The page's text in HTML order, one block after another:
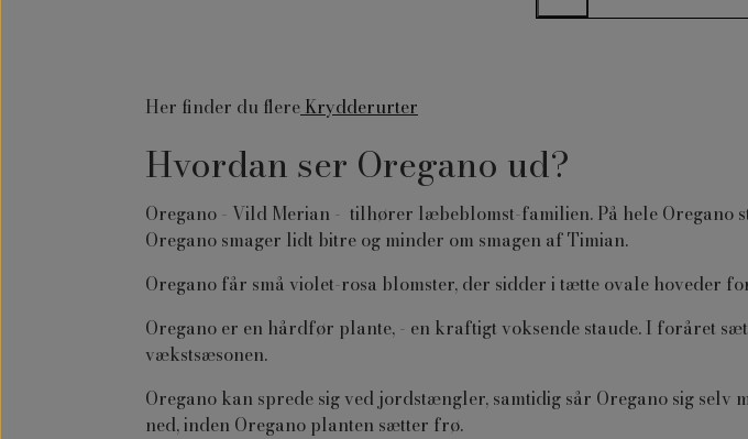
Her finder du flere Krydderurter
Hvordan ser Oregano ud?
Oregano - Vild Merian - tilhører læbeblomst-familien. På hele Oregano
Oregano smager lidt bitre og minder om smagen af Timian.
Oregano får små violet-rosa blomster, der sidder i tætte ovale hoveder
Oregano er en hårdfør plante, - en kraftigt voksende staude. I foråret
vækstsæsonen.
Oregano kan sprede sig ved jordstængler, samtidig sår Oregano sig
ned, inden Oregano planten sætter frø.